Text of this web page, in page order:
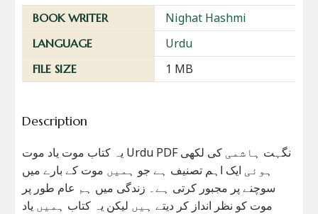
BOOK WRITER Nighat Hashmi
LANGUAGE Urdu
FILE SIZE 1 MB
Description
یہ کتاب موت یاد موت Urdu PDF نگہت ہاشمی کی لکھی
ہوئی ایک اہم تصنیف ہے جو ہمیں موت کے بارے میں
سوچنے پر مجبور کرتی ہے۔ زندگی میں ہم عام طور پر
موت کو نظر انداز کر دیتے ہیں لیکن یہ کتاب ہمیں یاد